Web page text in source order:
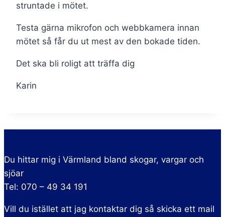
struntade i mötet.
Testa gärna mikrofon och webbkamera innan
mötet så får du ut mest av den bokade tiden.
Det ska bli roligt att träffa dig
Karin
Du hittar mig i Värmland bland skogar, vargar och
sjöar
Tel: 070 – 49 34 191
Vill du istället att jag kontaktar dig så skicka ett mail